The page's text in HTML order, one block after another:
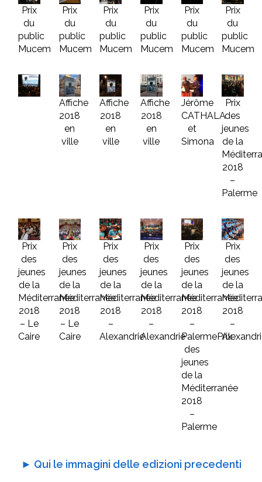
Prix
du
public
Mucem
Prix
du
public
Mucem
Prix
du
public
Mucem
Prix
du
public
Mucem
Prix
du
public
Mucem
Prix
du
public
Mucem
Affiche
2018
en
ville
Affiche
2018
en
ville
Affiche
2018
en
ville
Jérôme
CATHALA
et
Simona
Prix
des
jeunes
de la
2018
–
Palerme
Prix
des
jeunes
de la
Méditerranée
2018
– Le
Caire
Prix
des
jeunes
de la
Méditerranée
2018
– Le
Caire
Prix
des
jeunes
de la
Méditerranée
2018
–
Alexandrie
Prix
des
jeunes
de la
Méditerranée
2018
–
Alexandrie
Prix
des
jeunes
de la
Méditerranée
2018
–
PalermePrix
des
jeunes
de la
Méditerranée
2018
–
Palerme
Prix
des
jeunes
de la
2018
–
► Qui le immagini delle edizioni precedenti